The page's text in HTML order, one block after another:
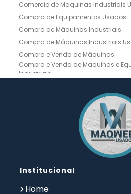
Comercio de Maquinas Industriais
Compra de Equipamentos Usados
Compra de Máquinas Industriais
Compra de Máquinas Industriais
Compra e Venda de Máquinas
Compra e Venda de Maquinas e
Industriais
Compra e Venda de Máquinas
Dobradeira
Dobradeira de Chapa Hidráulica
Dobradeira de Chapas
Dobradeira Hidráulica Usada
Empresa de Compra de Máquinas
Empresa de Maquinas e
Institucional
Home